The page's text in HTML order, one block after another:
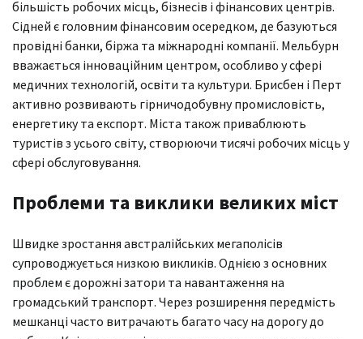
більшість робочих місць, бізнесів і фінансових центрів.
Сідней є головним фінансовим осередком, де базуються
провідні банки, біржа та міжнародні компанії. Мельбурн
вважається інноваційним центром, особливо у сфері
медичних технологій, освіти та культури. Брисбен і Перт
активно розвивають гірничодобувну промисловість,
енергетику та експорт. Міста також приваблюють
туристів з усього світу, створюючи тисячі робочих місць у
сфері обслуговування.
Проблеми та виклики великих міст
Швидке зростання австралійських мегаполісів
супроводжується низкою викликів. Однією з основних
проблем є дорожні затори та навантаження на
громадський транспорт. Через розширення передмість
мешканці часто витрачають багато часу на дорогу до